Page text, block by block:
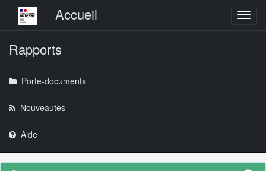
Menu principalAccueil
Rapports
Porte-documents
Nouveautés
Aide
Navigation
Menu